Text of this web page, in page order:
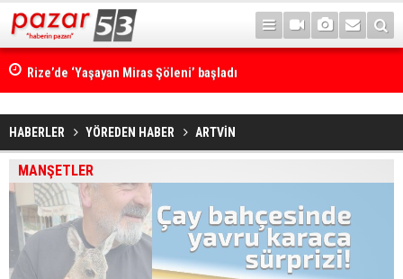
Rize’de ‘Yaşayan Miras Şöleni’ başladı
HABERLER YÖREDEN HABER ARTVİN
MANŞETLER